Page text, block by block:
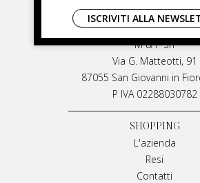
LIVIANA MIRARCHI
M & P Srl
Via G. Matteotti, 91
87055 San Giovanni in
P IVA 02288030782
SHOPPING
L'azienda
Resi
Contatti
ISCRIVITI ALLA